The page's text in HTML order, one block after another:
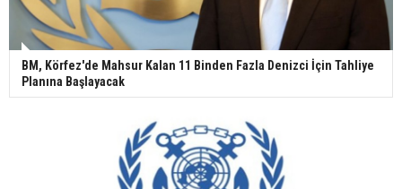
BM, Körfez'de Mahsur Kalan 11 Binden Fazla Denizci İçin Tahliye
Planına Başlayacak